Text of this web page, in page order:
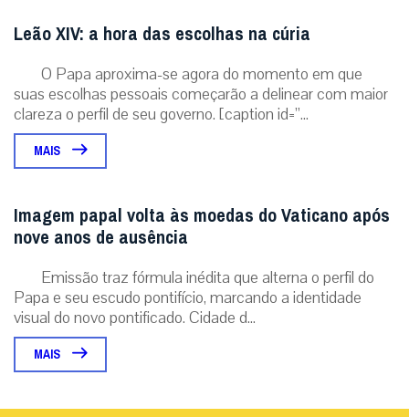
Leão XIV: a hora das escolhas na cúria
O Papa aproxima-se agora do momento em que
suas escolhas pessoais começarão a delinear com maior
clareza o perfil de seu governo. [caption id=”...
MAIS
Imagem papal volta às moedas do Vaticano após
nove anos de ausência
Emissão traz fórmula inédita que alterna o perfil do
Papa e seu escudo pontifício, marcando a identidade
visual do novo pontificado. Cidade d...
MAIS